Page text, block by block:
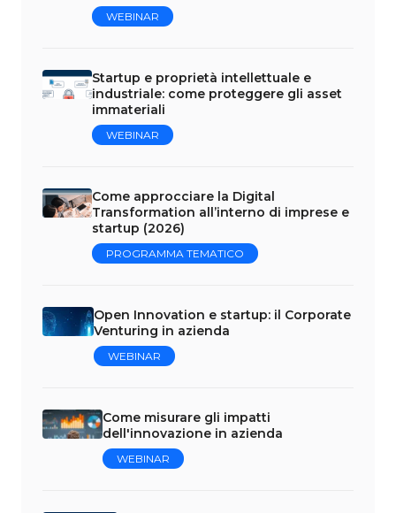
WEBINAR
Startup e proprietà intellettuale e
industriale: come proteggere gli asset
immateriali
WEBINAR
Come approcciare la Digital
Transformation all’interno di imprese e
startup (2026)
PROGRAMMA TEMATICO
Open Innovation e startup: il Corporate
Venturing in azienda
WEBINAR
Come misurare gli impatti
dell'innovazione in azienda
WEBINAR